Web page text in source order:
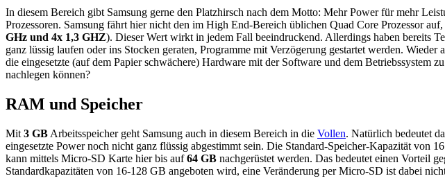
In diesem Bereich gibt Samsung gerne den Platzhirsch nach dem Motto: Mehr Power für mehr
Prozessoren. Samsung fährt hier nicht den im High End-Bereich üblichen Quad Core Prozessor
GHz und 4x 1,3 GHZ). Dieser Wert wirkt in jedem Fall beeindruckend. Allerdings haben bereits
ganz lüssig laufen oder ins Stocken geraten, Programme mit Verzögerung gestartet werden.
die eingesetzte (auf dem Papier schwächere) Hardware mit der Software und dem Betriebssystem
nachlegen können?
RAM und Speicher
Mit 3 GB Arbeitsspeicher geht Samsung auch in diesem Bereich in die Vollen. Natürlich bedeutet
eingesetzte Power noch nicht ganz flüssig abgestimmt sein. Die Standard-Speicher-Kapazität von
kann mittels Micro-SD Karte hier bis auf64 GB nachgerüstet werden. Das bedeutet einen Vorteil
Standardkapazitäten von 16-128 GB angeboten wird, eine Veränderung per Micro-SD ist dabei